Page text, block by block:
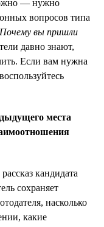
— нужно
вопросов типа
вы пришли
давно знают,
Если вам нужна
места
кандидата
сохраняет
насколько
какие